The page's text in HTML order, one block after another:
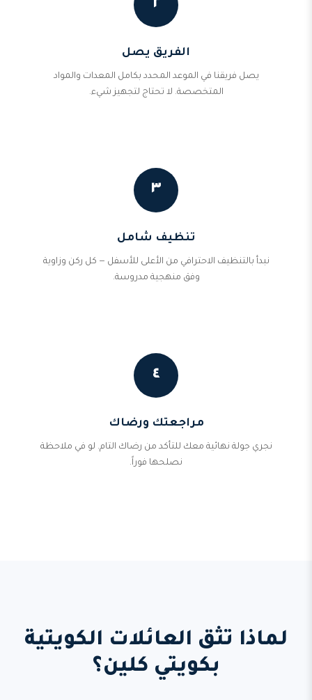
٢
الفريق يصل
يصل فريقنا في الموعد المحدد بكامل المعدات والمواد
المتخصصة. لا تحتاج لتجهيز شيء.
٣
تنظيف شامل
نبدأ بالتنظيف الاحترافي من الأعلى للأسفل — كل ركن وزاوية
وفق منهجية مدروسة.
٤
مراجعتك ورضاك
نجري جولة نهائية معك للتأكد من رضاك التام. لو في ملاحظة
نصلحها فوراً.
لماذا تثق العائلات الكويتية
بكويتي كلين؟